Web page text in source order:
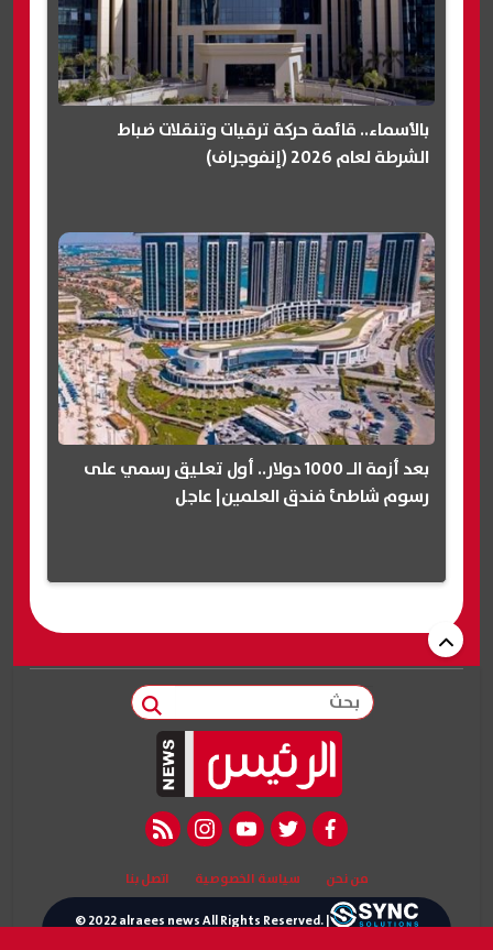
بالأسماء.. قائمة حركة ترقيات وتنقلات ضباط
الشرطة لعام 2026 (إنفوجراف)
بعد أزمة الـ 1000 دولار.. أول تعليق رسمي على
رسوم شاطئ فندق العلمين| عاجل
بحث
facebook
twitter
youtube
instagram
rss feed
من نحن سياسة الخصوصية اتصل بنا
© 2022 alraees news All Rights Reserved. |